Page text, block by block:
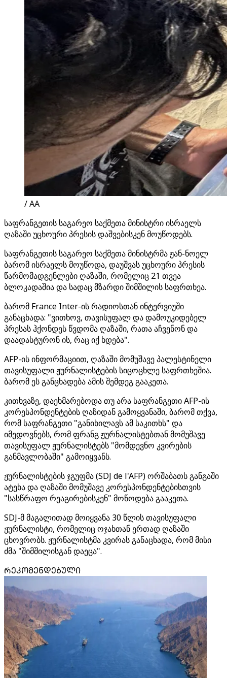
/ AA
საფრანგეთის საგარეო საქმეთა მინისტრი ისრაელს
ღაზაში უცხოური პრესის დაშვებისკენ მოუწოდებს.
საფრანგეთის საგარეო საქმეთა მინისტრმა ჟან-ნოელ
ბარომ ისრაელს მოუწოდა, დაუშვას უცხოური პრესის
წარმომადგენლები ღაზაში, რომელიც 21 თვეა
ბლოკადაშია და სადაც მზარდი შიმშილის საფრთხეა.
ბარომ France Inter-ის რადიოსთან ინტერვიუში
განაცხადა: "ვითხოვ, თავისუფალ და დამოუკიდებელ
პრესას ჰქონდეს წვდომა ღაზაში, რათა აჩვენონ და
დაადასტურონ ის, რაც იქ ხდება".
AFP-ის ინფორმაციით, ღაზაში მომუშავე პალესტინელი
თავისუფალი ჟურნალისტების სიცოცხლე საფრთხეშია.
ბარომ ეს განცხადება ამის შემდეგ გააკეთა.
კითხვაზე, დაეხმარებოდა თუ არა საფრანგეთი AFP-ის
კორესპონდენტების ღაზიდან გამოყვანაში, ბარომ თქვა,
რომ საფრანგეთი "განიხილავს ამ საკითხს" და
იმედოვნებს, რომ ფრანგ ჟურნალისტებთან მომუშავე
თავისუფალ ჟურნალისტებს "მომდევნო კვირების
განმავლობაში" გამოიყვანს.
ჟურნალისტების ჯგუფმა (SDJ de l'AFP) ორშაბათს განგაში
ატეხა და ღაზაში მომუშავე კორესპონდენტებისთვის
"სასწრაფო რეაგირებისკენ" მოწოდება გააკეთა.
SDJ-მ მაგალითად მოიყვანა 30 წლის თავისუფალი
ჟურნალისტი, რომელიც ოჯახთან ერთად ღაზაში
ცხოვრობს. ჟურნალისტმა კვირას განაცხადა, რომ მისი
ძმა "შიმშილისგან დაეცა".
ᲠᲔᲙᲝᲛᲔᲜᲓᲔᲑᲣᲚᲘ